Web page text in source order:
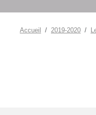
Accueil 2019-2020